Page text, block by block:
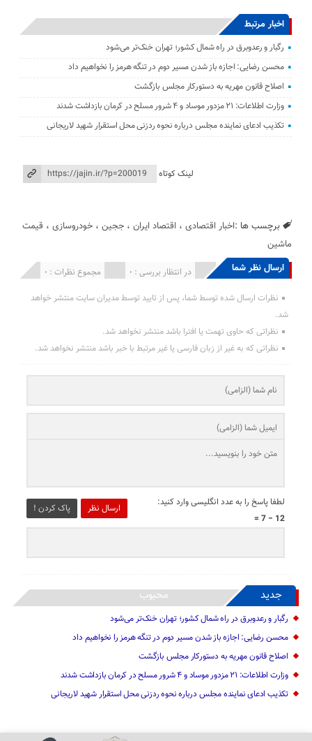
اخبار مرتبط
رگبار و رعدوبرق در راه شمال کشور؛ تهران خنک‌تر می‌شود
محسن رضایی: اجازه باز شدن مسیر دوم در تنگه هرمز را نخواهیم داد
اصلاح قانون مهریه به دستورکار مجلس بازگشت
وزارت اطلاعات: ۲۱ مزدور موساد و ۴ شرور مسلح در کرمان بازداشت شدند
تکذیب ادعای نماینده مجلس درباره نحوه ردزنی محل استقرار شهید لاریجانی
لینک کوتاه
برچسب ها :اخبار اقتصادی ، اقتصاد ایران ،ججین ،خودروسازی ، قیمت
ماشین
ارسال نظر شما مجموع نظرات : 0 در انتظار بررسی : 0 انتشار یافته : 0
نظرات ارسال شده توسط شما، پس از تایید توسط مدیران سایت منتشر خواهد
شد.
نظراتی که حاوی تهمت یا افترا باشد منتشر نخواهد شد.
نظراتی که به غیر از زبان فارسی یا غیر مرتبط با خبر باشد منتشر نخواهد شد.
ارسال نظر پاک کردن !
لطفا پاسخ را به عدد انگلیسی وارد کنید:
12 − 7 =
جدید محبوب
رگبار و رعدوبرق در راه شمال کشور؛ تهران خنک‌تر می‌شود
محسن رضایی: اجازه باز شدن مسیر دوم در تنگه هرمز را نخواهیم داد
اصلاح قانون مهریه به دستورکار مجلس بازگشت
وزارت اطلاعات: ۲۱ مزدور موساد و ۴ شرور مسلح در کرمان بازداشت شدند
تکذیب ادعای نماینده مجلس درباره نحوه ردزنی محل استقرار شهید لاریجانی